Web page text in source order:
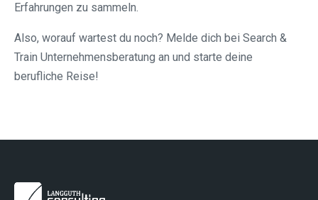
Erfahrungen zu sammeln.
Also, worauf wartest du noch? Melde dich bei Search &
Train Unternehmensberatung an und starte deine
berufliche Reise!